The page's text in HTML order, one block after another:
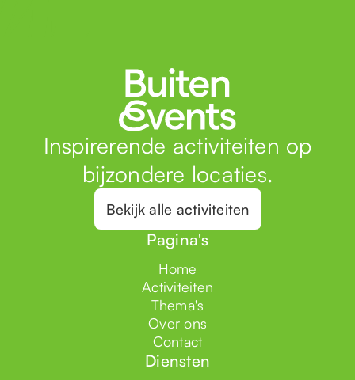
Inspirerende activiteiten op
bijzondere locaties.
Bekijk alle activiteiten
Pagina's
Home
Activiteiten
Thema's
Over ons
Contact
Diensten